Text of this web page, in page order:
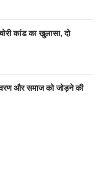
कांड का खुलासा, दो
और समाज को जोड़ने की